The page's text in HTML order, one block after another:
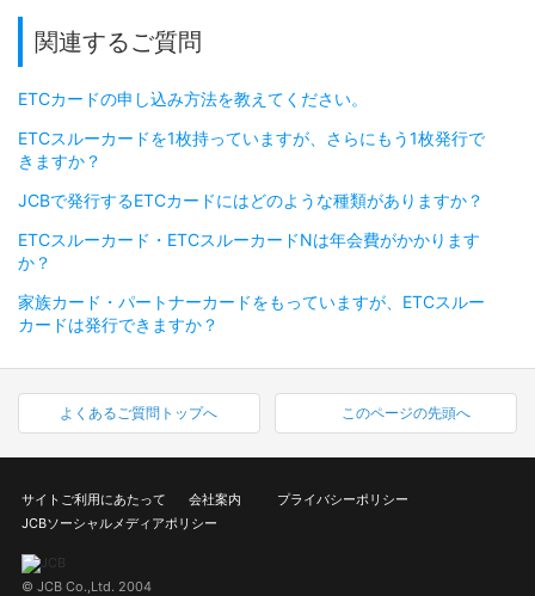
関連するご質問
ETCカードの申し込み方法を教えてください。
ETCスルーカードを1枚持っていますが、さらにもう1枚発行で
きますか？
JCBで発行するETCカードにはどのような種類がありますか？
ETCスルーカード・ETCスルーカードNは年会費がかかります
か？
家族カード・パートナーカードをもっていますが、ETCスルー
カードは発行できますか？
よくあるご質問トップへ このページの先頭へ
サイトご利用にあたって 会社案内
プライバシーポリシー
JCBソーシャルメディアポリシー
© JCB Co.,Ltd. 2004